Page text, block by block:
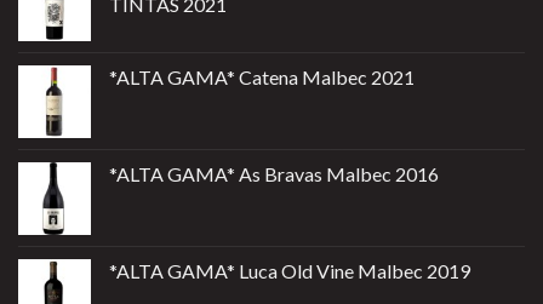
*ALTA GAMA* Catena Malbec 2021
*ALTA GAMA* As Bravas Malbec 2016
*ALTA GAMA* Luca Old Vine Malbec 2019